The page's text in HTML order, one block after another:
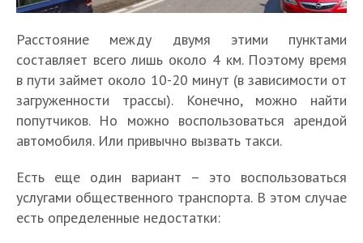
Расстояние между двумя этими пунктами
составляет всего лишь около 4 км. Поэтому время
в пути займет около 10-20 минут (в зависимости от
загруженности трассы). Конечно, можно найти
попутчиков. Но можно воспользоваться арендой
автомобиля. Или привычно вызвать такси.
Есть еще один вариант – это воспользоваться
услугами общественного транспорта. В этом случае
есть определенные недостатки: